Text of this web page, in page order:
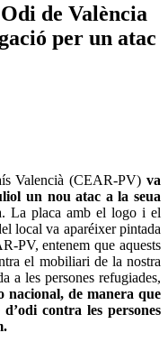
de València
per un atac
Valencià (CEAR-PV) va
un nou atac a la seua
La placa amb el logo i el
local va aparéixer pintada
PV, entenem que aquests
el mobiliari de la nostra
a les persones refugiades,
nacional, de manera que
contra les persones